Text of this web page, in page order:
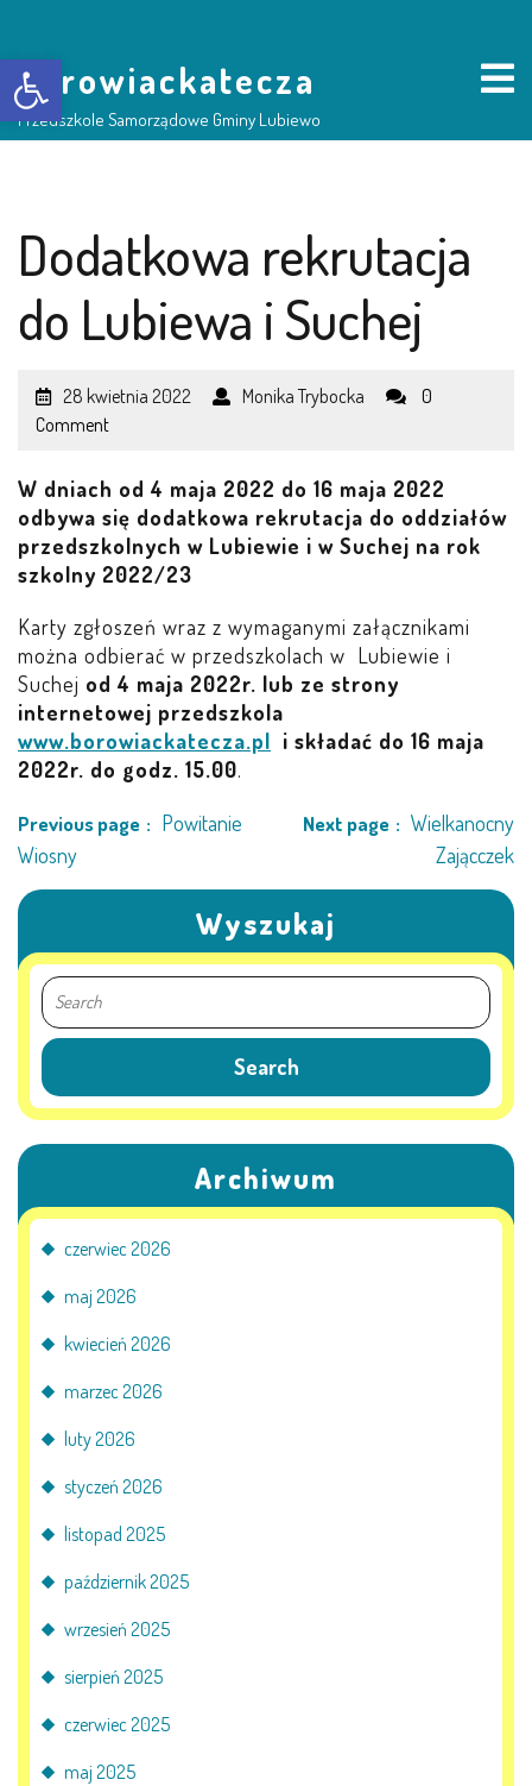
Otwórz pasek narzędzi
borowiackatecza
Przedszkole Samorządowe Gminy Lubiewo
NASZE PRZEDSZKOLE
RADA RODZICÓW
LEŚNE PSZCZÓŁKI – BYSŁAW
SOWY – BYSŁAW
WIEWIÓRKI – BYSŁAW
PSZCZÓŁKI – LUBIEWO
WIEWIÓRKI – LUBIEWO
ŻABKI – LUBIEWO
WIEWIÓRKI – SUCHA
PRACOWNICY
OCHRONY MAŁOLETNICH
DEKLARACJA DOSTĘPNOŚCI
RADOŚĆ – ZABAWA – NAUKA
ROCZNY PLAN PRACY
KORZYSTANIE Z TIK
UROCZYSTOŚCI
Dodatkowa rekrutacja
do Lubiewa i Suchej
28 kwietnia 2022 Monika Trybocka
0
Comment
W dniach od 4 maja 2022 do 16 maja 2022
odbywa się dodatkowa rekrutacja do oddziałów
przedszkolnych w Lubiewie i w Suchej na rok
szkolny 2022/23
Karty zgłoszeń wraz z wymaganymi załącznikami
można odbierać w przedszkolach w Lubiewie i
Suchej od 4 maja 2022r. lub ze strony
internetowej przedszkola
www.borowiackatecza.pl i składać do 16 maja
2022r. do godz. 15.00.
Previous page
Powitanie
Wiosny
Next page
Wielkanocny
Zającczek
Wyszukaj
Archiwum
czerwiec 2026
maj 2026
kwiecień 2026
marzec 2026
luty 2026
styczeń 2026
listopad 2025
październik 2025
wrzesień 2025
sierpień 2025
czerwiec 2025
maj 2025